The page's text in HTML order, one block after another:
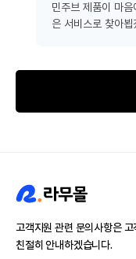
민주브 제품이 마
은 서비스로 찾아
고객지원 관련 문의사항은 고
친절히 안내하겠습니다.